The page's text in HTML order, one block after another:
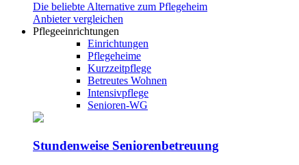
Die beliebte Alternative zum Pflegeheim
Anbieter vergleichen
Pflegeeinrichtungen
Einrichtungen
Pflegeheime
Kurzzeitpflege
Betreutes Wohnen
Intensivpflege
Senioren-WG
Stundenweise Seniorenbetreuung